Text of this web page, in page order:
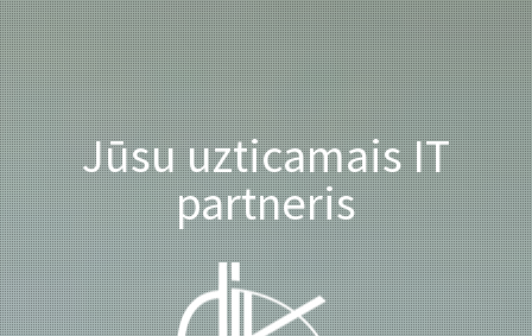
Jūsu uzticamais IT
partneris